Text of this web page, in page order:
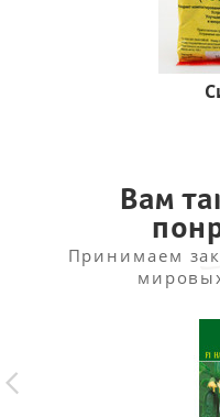
Вам
Принимаем